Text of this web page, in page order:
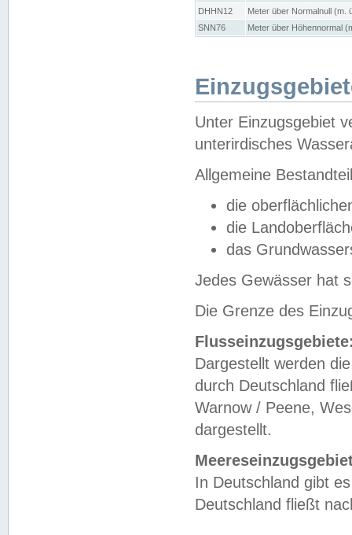
DHHN12
Meter über Normalnull (m.
SNN76
Meter über Höhennormal
Unter Einzugsgebiet
unterirdisches
Allgemeine
die
die
das
Jedes Gewässer hat
Die Grenze des
Dargestellt werden
durch Deutschland
Warnow / Peene,
dargestellt.
In Deutschland gibt
Deutschland fließt